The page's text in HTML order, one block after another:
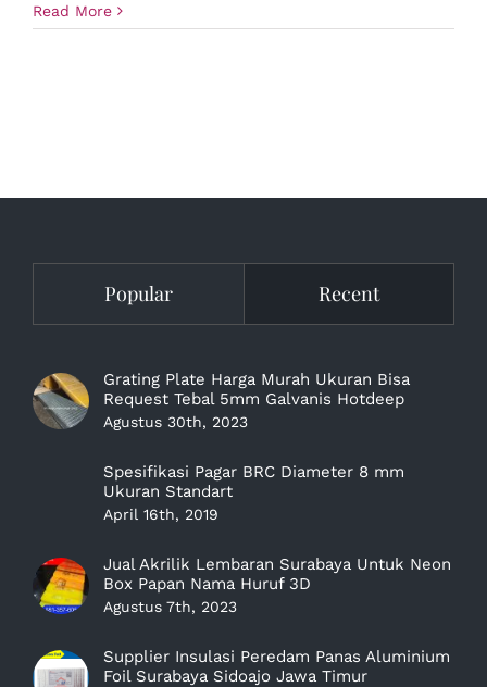
Read More
Popular Recent
Grating Plate Harga Murah Ukuran Bisa
Request Tebal 5mm Galvanis Hotdeep
Agustus 30th, 2023
Spesifikasi Pagar BRC Diameter 8 mm
Ukuran Standart
April 16th, 2019
Jual Akrilik Lembaran Surabaya Untuk Neon
Box Papan Nama Huruf 3D
Agustus 7th, 2023
Supplier Insulasi Peredam Panas Aluminium
Foil Surabaya Sidoajo Jawa Timur